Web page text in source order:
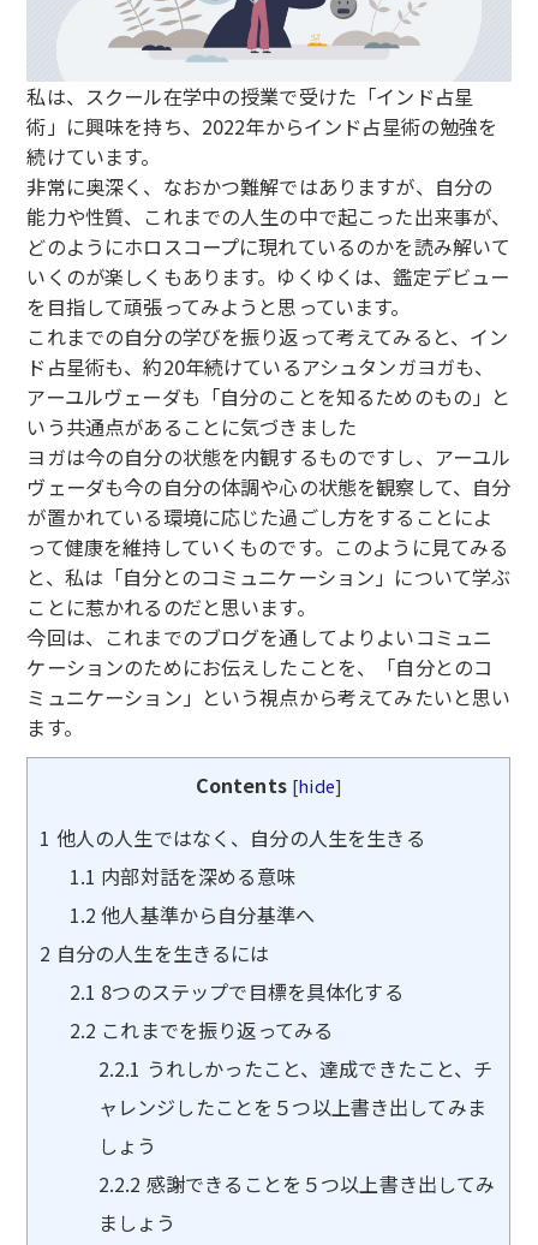
私は、スクール在学中の授業で受けた「インド占星
術」に興味を持ち、2022年からインド占星術の勉強を
続けています。
非常に奥深く、なおかつ難解ではありますが、自分の
能力や性質、これまでの人生の中で起こった出来事が、
どのようにホロスコープに現れているのかを読み解いて
いくのが楽しくもあります。ゆくゆくは、鑑定デビュー
を目指して頑張ってみようと思っています。
これまでの自分の学びを振り返って考えてみると、イン
ド占星術も、約20年続けているアシュタンガヨガも、
アーユルヴェーダも「自分のことを知るためのもの」と
いう共通点があることに気づきました
ヨガは今の自分の状態を内観するものですし、アーユル
ヴェーダも今の自分の体調や心の状態を観察して、自分
が置かれている環境に応じた過ごし方をすることによ
って健康を維持していくものです。このように見てみる
と、私は「自分とのコミュニケーション」について学ぶ
ことに惹かれるのだと思います。
今回は、これまでのブログを通してよりよいコミュニ
ケーションのためにお伝えしたことを、「自分とのコ
ミュニケーション」という視点から考えてみたいと思い
ます。
Contents [hide]
1 他人の人生ではなく、自分の人生を生きる
1.1 内部対話を深める意味
1.2 他人基準から自分基準へ
2 自分の人生を生きるには
2.1 8つのステップで目標を具体化する
2.2 これまでを振り返ってみる
2.2.1 うれしかったこと、達成できたこと、チ
ャレンジしたことを５つ以上書き出してみま
しょう
2.2.2 感謝できることを５つ以上書き出してみ
ましょう